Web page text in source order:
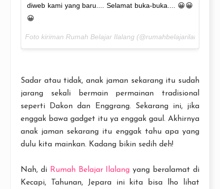
diweb kami yang baru.... Selamat buka-buka.... 😀😀
😀
Foto kiriman Rumah Belajar Ilalang (@rumahbelajarilalang)
Sadar atau tidak, anak jaman sekarang itu sudah
jarang sekali bermain permainan tradisional
seperti Dakon dan Enggrang. Sekarang ini, jika
enggak bawa gadget itu ya enggak gaul. Akhirnya
anak jaman sekarang itu enggak tahu apa yang
dulu kita mainkan. Kadang bikin sedih deh!
Nah, di Rumah Belajar Ilalang yang beralamat di
Kecapi, Tahunan, Jepara ini kita bisa lho lihat